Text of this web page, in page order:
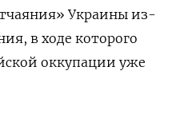
Украины из-
в ходе которого
оккупации уже